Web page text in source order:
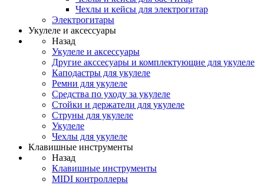
Чехлы и кейсы для электрогитар
Электрогитары
Укулеле и аксессуары
Назад
Укулеле и аксессуары
Другие акссесуары и комплектующие для укулеле
Каподастры для укулеле
Ремни для укулеле
Средства по уходу за укулеле
Стойки и держатели для укулеле
Струны для укулеле
Укулеле
Чехлы для укулеле
Клавишные инструменты
Назад
Клавишные инструменты
MIDI контроллеры